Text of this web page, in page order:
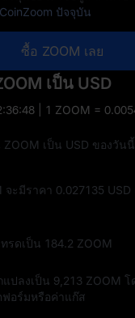
ปัจจุบัน
ซื้อ ZOOM เลย
เป็น USD
| 1 ZOOM =
เป็น USD ของวัน
จะมีราคา 0.027135
รดเป็น 184.2 ZOOM
แปลงเป็น 9,213 ZOOM โ
อร์มหรือค่าแก๊ส